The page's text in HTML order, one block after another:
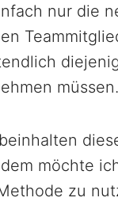
nur die
müssen.
möchte
zu